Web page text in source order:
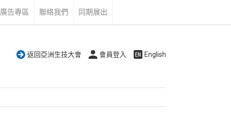
廣告專區 聯絡我們 同期展出
返回亞洲生技大會 會員登入 English